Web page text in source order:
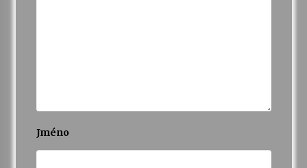
Jméno